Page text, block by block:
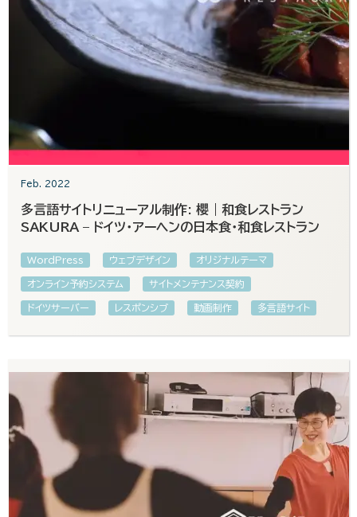
Feb. 2022
多言語サイトリニューアル制作: 櫻｜和食レストラン
SAKURA – ドイツ・アーヘンの日本食・和食レストラン
WordPress ウェブデザイン オリジナルテーマ
オンライン予約システム サイトメンテナンス契約
ドイツサーバー レスポンシブ 動画制作 多言語サイト